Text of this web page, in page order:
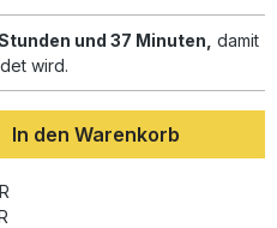
und 37 Minuten, damit
wird.
den gewünschten
In den Warenkorb